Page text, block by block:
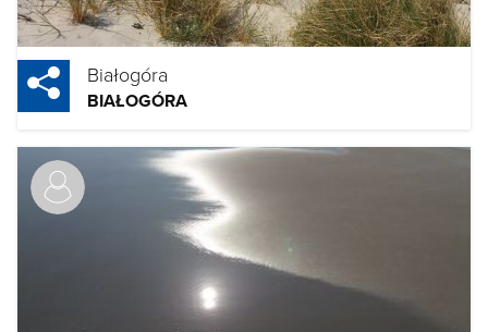
Białogóra
BIAŁOGÓRA